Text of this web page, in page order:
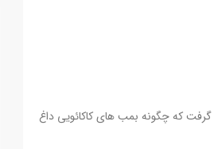
گرفت که چگونه بمب های کاکائویی داغ